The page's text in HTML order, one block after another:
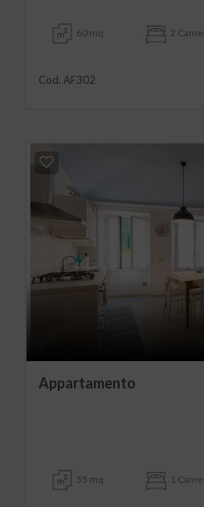
60 mq 2
Cod. AF302
Appartamento
55 mq 1